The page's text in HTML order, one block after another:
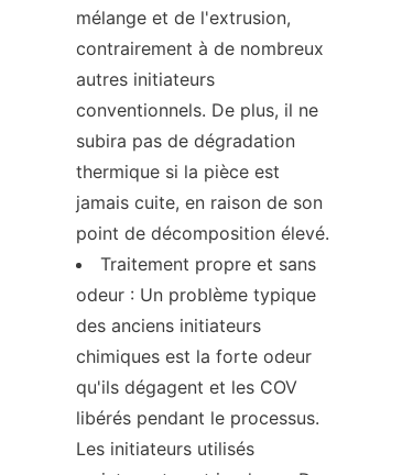
mélange et de l'extrusion,
contrairement à de nombreux
autres initiateurs
conventionnels. De plus, il ne
subira pas de dégradation
thermique si la pièce est
jamais cuite, en raison de son
point de décomposition élevé.
Traitement propre et sans
odeur : Un problème typique
des anciens initiateurs
chimiques est la forte odeur
qu'ils dégagent et les COV
libérés pendant le processus.
Les initiateurs utilisés